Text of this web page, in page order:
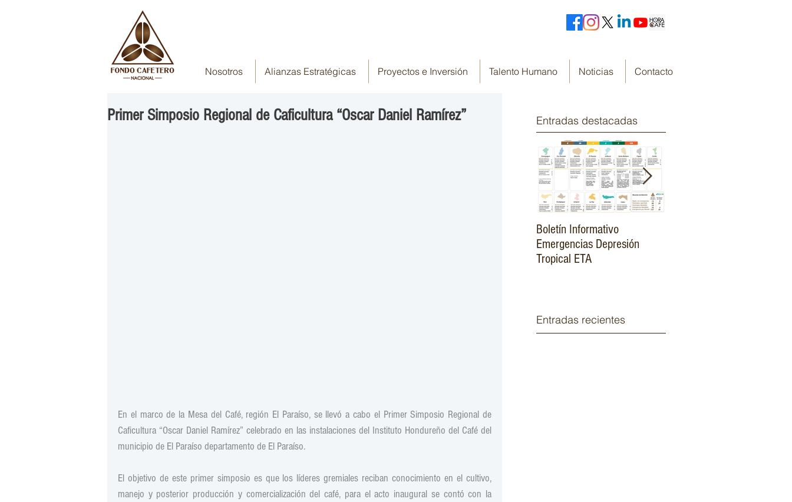
Nosotros Alianzas Estratégicas Proyectos e Inversión Talento Humano Noticias Contacto
Primer Simposio Regional de Caficultura “Oscar Daniel Ramírez”
En el marco de la Mesa del Café, región El Paraíso, se llevó a cabo el Primer Simposio Regional de
Caficultura “Oscar Daniel Ramírez” celebrado en las instalaciones del Instituto Hondureño del Café del
municipio de El Paraíso departamento de El Paraíso.
El objetivo de este primer simposio es que los líderes gremiales reciban conocimiento en el cultivo,
manejo y posterior producción y comercialización del café, para el acto inaugural se contó con la
Entradas destacadas
Boletín Informativo
Emergencias Depresión
Tropical ETA
Entradas recientes